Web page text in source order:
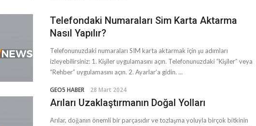
Telefondaki Numaraları Sim Karta Aktarma
Nasıl Yapılır?
Telefonunuzdaki numaraları SIM karta aktarmak için şu adımları
izleyebilirsiniz: 1. Kişiler uygulamasını açın. Telefonunuzdaki “Kişiler” veya
“Rehber” uygulamasını açın. 2. Ayarlar’a gidin. ...
GEO5 HABER 28 Mart 2024
Arıları Uzaklaştırmanın Doğal Yolları
Arılar, doğanın önemli bir parçasıdır ve tozlaşma yoluyla birçok bitkinin